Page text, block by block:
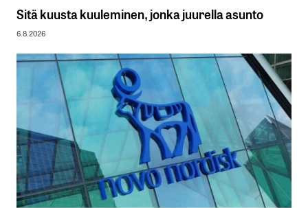
Sitä kuusta kuuleminen, jonka juurella asunto
6.8.2026